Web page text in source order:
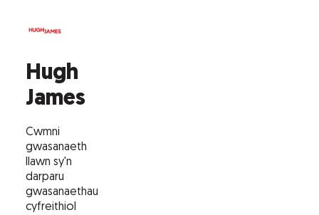
Hugh
James
Cwmni
gwasanaeth
llawn sy'n
darparu
gwasanaethau
cyfreithiol